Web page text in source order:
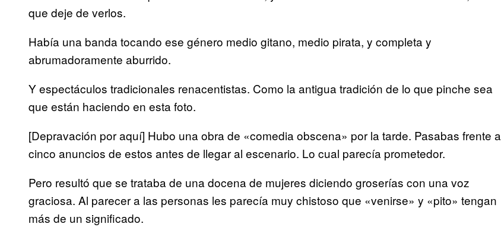
que deje de verlos.
Había una banda tocando ese género medio gitano, medio pirata, y completa y
abrumadoramente aburrido.
Y espectáculos tradicionales renacentistas. Como la antigua tradición de lo que pinche sea
que están haciendo en esta foto.
[Depravación por aquí] Hubo una obra de «comedia obscena» por la tarde. Pasabas frente a
cinco anuncios de estos antes de llegar al escenario. Lo cual parecía prometedor.
Pero resultó que se trataba de una docena de mujeres diciendo groserías con una voz
graciosa. Al parecer a las personas les parecía muy chistoso que «venirse» y «pito» tengan
más de un significado.